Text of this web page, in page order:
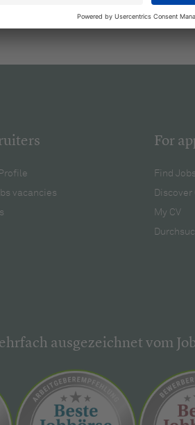
vacancies
For
Find Jobs
Discover
My CV
ausgezeichnet vom